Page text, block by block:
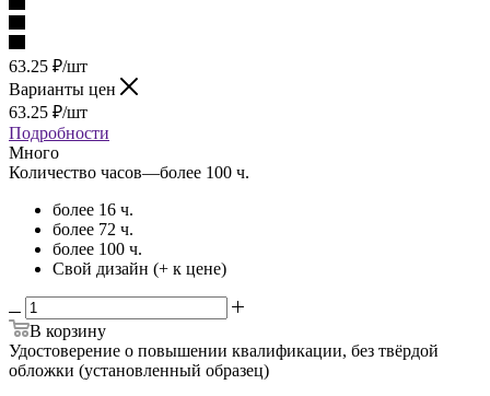
63.25 ₽/шт
Варианты цен
63.25 ₽/шт
Подробности
Много
Количество часов—более 100 ч.
более 16 ч.
более 72 ч.
более 100 ч.
Свой дизайн (+ к цене)
В корзину
Удостоверение о повышении квалификации, без твёрдой
обложки (установленный образец)